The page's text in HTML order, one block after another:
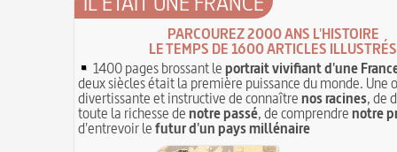
PARCOUREZ 2000 ANS L'HISTOIRE
LE TEMPS DE 1600 ARTICLES ILLUSTRÉS
1400 pages brossant leportrait vivifiant d'une
deux siècles était la première puissance du monde. Une
divertissante et instructive de connaîtrenos racines, de
toute la richesse denotre passé, de comprendrenotre
d'entrevoir lefutur d'un pays millénaire